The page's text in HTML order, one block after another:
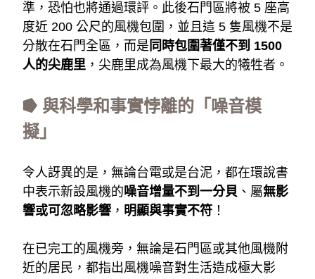
準，恐怕也將通過環評。此後石門區將被 5 座高
度近 200 公尺的風機包圍，並且這 5 隻風機不是
分散在石門全區，而是 同時包圍著僅不到 1500
人的尖鹿里 ，尖鹿里成為風機下最大的犧牲者。
⭓ 與科學和事實悖離的「噪音模
擬」
令人訝異的是，無論台電或是台泥，都在環說書
中表示新設風機的噪音增量不到一分貝 、屬無影
響或可忽略影響 ， 明顯與事實不符 ！
在已完工的風機旁，無論是石門區或其他風機附
近的居民，都指出風機噪音對生活造成極大影